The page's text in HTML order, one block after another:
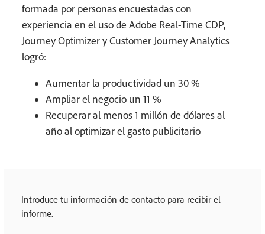
formada por personas encuestadas con
experiencia en el uso de Adobe Real-Time CDP,
Journey Optimizer y Customer Journey Analytics
logró:
Aumentar la productividad un 30 %
Ampliar el negocio un 11 %
Recuperar al menos 1 millón de dólares al
año al optimizar el gasto publicitario
Introduce tu información de contacto para recibir el
informe.